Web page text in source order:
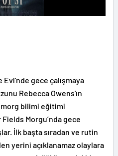
Evi'nde gece çalışmaya
Rebecca Owens'ın
morg bilimi eğitimi
Morgu’nda gece
İlk başta sıradan ve rutin
yerini açıklanamaz olaylara